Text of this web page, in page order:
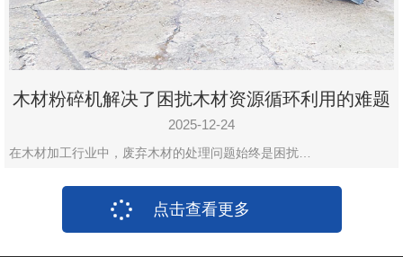
木材粉碎机解决了困扰木材资源循环利用的难题
2025-12-24
在木材加工行业中，废弃木材的处理问题始终是困扰…
点击查看更多